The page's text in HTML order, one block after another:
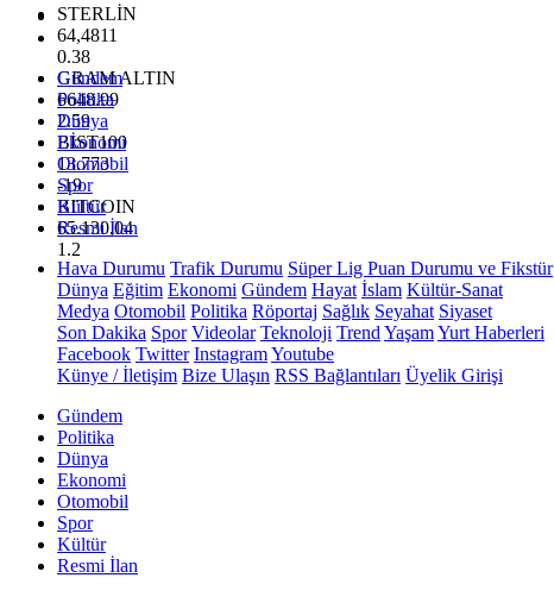
STERLİN
64,4811
0.38
GRAM ALTIN
6648.99
2.59
BİST100
13.773
-19
BITCOIN
65.130,04
1.2
Gündem
Politika
Dünya
Ekonomi
Otomobil
Spor
Kültür
Resmi İlan
Hava Durumu Trafik Durumu Süper Lig Puan Durumu ve Fikstür
Dünya Eğitim Ekonomi Gündem Hayat İslam Kültür-Sanat
Medya Otomobil Politika Röportaj Sağlık Seyahat Siyaset
Son Dakika Spor Videolar Teknoloji Trend YaşamYurt Haberleri
Facebook Twitter InstagramYoutube
Künye / İletişim Bize Ulaşın RSS Bağlantıları Üyelik Girişi
Gündem
Politika
Dünya
Ekonomi
Otomobil
Spor
Kültür
Resmi İlan